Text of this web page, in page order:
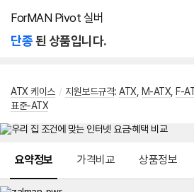
ForMAN Pivot 실버
단종된 상품입니다.
ATX 케이스 / 지원보드규격: ATX M-ATX F-
표준-ATX
요약정보 가격비교 상품정보